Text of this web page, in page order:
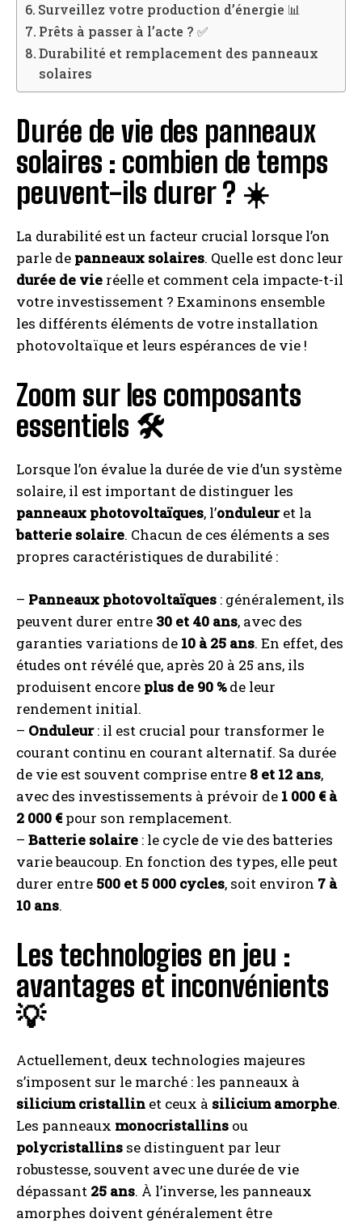
Surveillez votre production d’énergie 📊
Prêts à passer à l’acte ? ✅
Durabilité et remplacement des panneaux
solaires
Durée de vie des panneaux
solaires : combien de temps
peuvent-ils durer ? ☀️
La durabilité est un facteur crucial lorsque l’on
parle de panneaux solaires. Quelle est donc leur
durée de vie réelle et comment cela impacte-t-il
votre investissement ? Examinons ensemble
les différents éléments de votre installation
photovoltaïque et leurs espérances de vie !
Zoom sur les composants
essentiels 🛠️
Lorsque l’on évalue la durée de vie d’un système
solaire, il est important de distinguer les
panneaux photovoltaïques, l’onduleuret la
batterie solaire. Chacun de ces éléments a ses
propres caractéristiques de durabilité :
– Panneaux photovoltaïques : généralement, ils
peuvent durer entre 30 et 40 ans, avec des
garanties variations de 10 à 25 ans. En effet, des
études ont révélé que, après 20 à 25 ans, ils
produisent encore plus de 90 %de leur
rendement initial.
– Onduleur: il est crucial pour transformer le
courant continu en courant alternatif. Sa durée
de vie est souvent comprise entre 8 et 12 ans,
avec des investissements à prévoir de 1 000 € à
2 000 €pour son remplacement.
– Batterie solaire : le cycle de vie des batteries
varie beaucoup. En fonction des types, elle peut
durer entre 500 et 5 000 cycles, soit environ 7 à
10 ans.
Les technologies en jeu :
avantages et inconvénients
💡
Actuellement, deux technologies majeures
s’imposent sur le marché : les panneaux à
silicium cristallin et ceux à silicium amorphe.
Les panneaux monocristallins ou
polycristallins se distinguent par leur
robustesse, souvent avec une durée de vie
dépassant 25 ans. À l’inverse, les panneaux
amorphes doivent généralement être